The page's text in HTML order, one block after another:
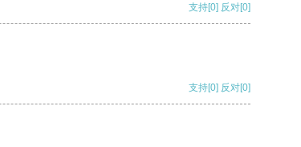
支持[0] 反对[0]
支持[0] 反对[0]